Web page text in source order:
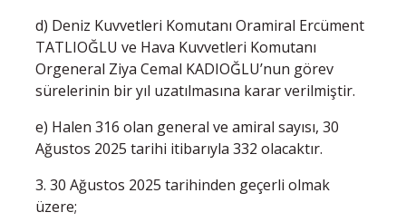
d) Deniz Kuvvetleri Komutanı Oramiral Ercüment
TATLIOĞLU ve Hava Kuvvetleri Komutanı
Orgeneral Ziya Cemal KADIOĞLU’nun görev
sürelerinin bir yıl uzatılmasına karar verilmiştir.
e) Halen 316 olan general ve amiral sayısı, 30
Ağustos 2025 tarihi itibarıyla 332 olacaktır.
3. 30 Ağustos 2025 tarihinden geçerli olmak
üzere;